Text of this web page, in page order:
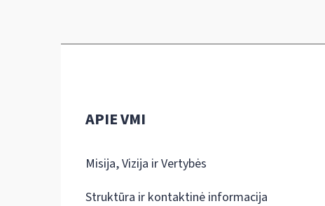
APIE VMI
Misija, Vizija ir Vertybės
Struktūra ir kontaktinė informacija